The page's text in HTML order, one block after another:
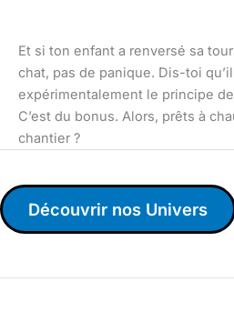
Et si ton enfant a renversé sa
chat, pas de panique. Dis-toi
expérimentalement le principe
C’est du bonus. Alors, prêts à
chantier ?
Découvrir nos Univers